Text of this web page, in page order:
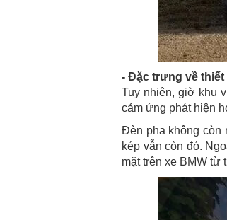
- Đặc trưng về thiết
Tuy nhiên, giờ khu
cảm ứng phát hiện
Đèn pha không còn
kép vẫn còn đó.
mặt trên xe BMW từ